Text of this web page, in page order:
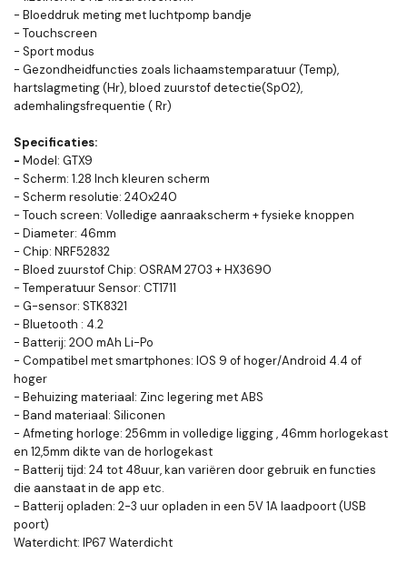
- Bloeddruk meting met luchtpomp bandje
- Touchscreen
- Sport modus
- Gezondheidfuncties zoals lichaamstemparatuur (Temp),
hartslagmeting (Hr), bloed zuurstof detectie(Sp02),
ademhalingsfrequentie ( Rr)
Specificaties:
- Model: GTX9
- Scherm: 1.28 Inch kleuren scherm
- Scherm resolutie: 240x240
- Touch screen: Volledige aanraakscherm + fysieke knoppen
- Diameter: 46mm
- Chip: NRF52832
- Bloed zuurstof Chip: OSRAM 2703 + HX3690
- Temperatuur Sensor: CT1711
- G-sensor: STK8321
- Bluetooth : 4.2
- Batterij: 200 mAh Li-Po
- Compatibel met smartphones: IOS 9 of hoger/Android 4.4 of
hoger
- Behuizing materiaal: Zinc legering met ABS
- Band materiaal: Siliconen
- Afmeting horloge: 256mm in volledige ligging , 46mm horlogekast
en 12,5mm dikte van de horlogekast
- Batterij tijd: 24 tot 48uur, kan variëren door gebruik en functies
die aanstaat in de app etc.
- Batterij opladen: 2-3 uur opladen in een 5V 1A laadpoort (USB
poort)
Waterdicht: IP67 Waterdicht